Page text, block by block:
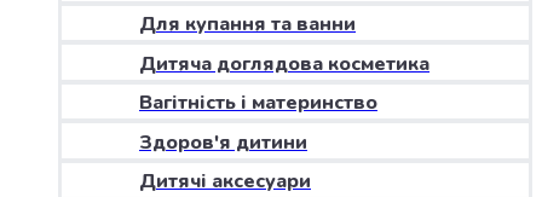
і
азійський
алкоголь
Слабоалкогольні
напої
Сидри
Для купання та ванни
Дитяча доглядова косметика
Вагітність і материнство
Здоров'я дитини
Дитячі аксесуари